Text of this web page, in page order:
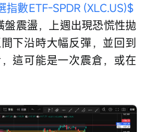
數ETF-SPDR (XLC.US)$
震盪，上週出現恐慌性拋
下沿時大幅反彈，並回到
這可能是一次震倉，或在